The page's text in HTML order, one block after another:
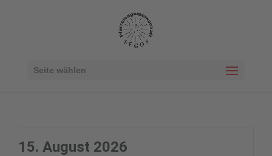
Seite wählen
15. August 2026